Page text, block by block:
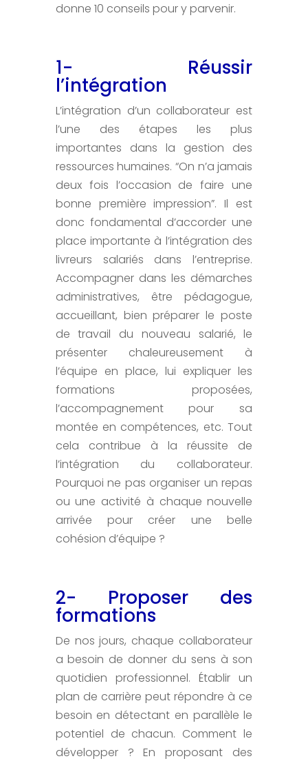
donne 10 conseils pour y parvenir.
1- Réussir
l’intégration
L’intégration d’un collaborateur est
l’une des étapes les plus
importantes dans la gestion des
ressources humaines. “On n’a jamais
deux fois l’occasion de faire une
bonne première impression”. Il est
donc fondamental d’accorder une
place importante à l’intégration des
livreurs salariés dans l’entreprise.
Accompagner dans les démarches
administratives, être pédagogue,
accueillant, bien préparer le poste
de travail du nouveau salarié, le
présenter chaleureusement à
l’équipe en place, lui expliquer les
formations proposées,
l’accompagnement pour sa
montée en compétences, etc. Tout
cela contribue à la réussite de
l’intégration du collaborateur.
Pourquoi ne pas organiser un repas
ou une activité à chaque nouvelle
arrivée pour créer une belle
cohésion d’équipe ?
2- Proposer des
formations
De nos jours, chaque collaborateur
a besoin de donner du sens à son
quotidien professionnel. Établir un
plan de carrière peut répondre à ce
besoin en détectant en parallèle le
potentiel de chacun. Comment le
développer ? En proposant des